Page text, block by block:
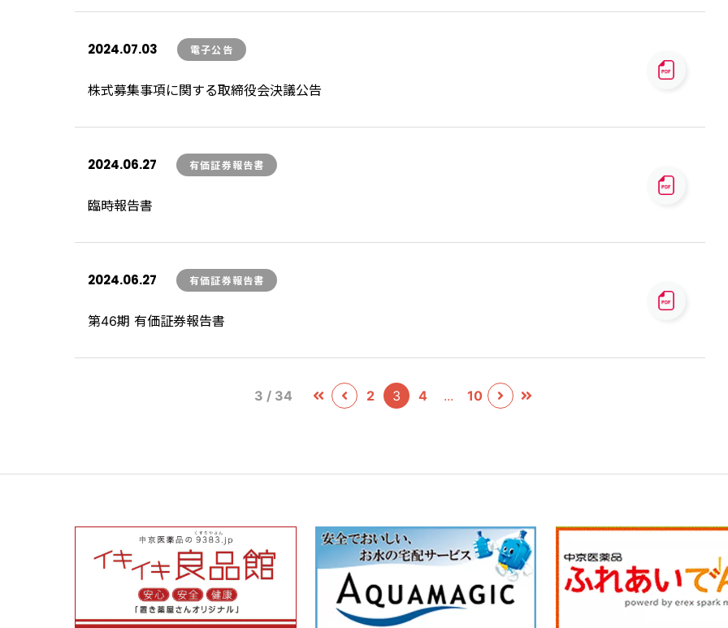
2024.07.03 電子公告
株式募集事項に関する取締役会決議公告
2024.06.27 有価証券報告書
臨時報告書
2024.06.27 有価証券報告書
第46期 有価証券報告書
3 / 34 2 3 4 10